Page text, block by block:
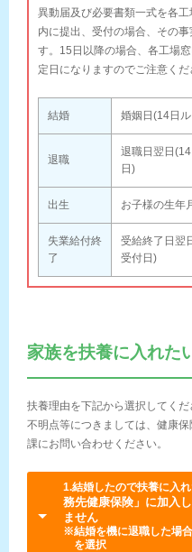
異動届及び必要書類一式を各
内に提出、受付の場合、その
す。15日以降の場合、各工場
定日になりますのでご注意くだ
結婚 婚姻日(14日
退職
退職日翌日
日)
出生 お子様の生年
失業給付終
了
受給終了日翌
受付日)
家族を扶養に入れた
扶養理由を下記から選択してくだ
不明点等につきましては、健康
課にお問い合わせください。
1.結婚したので扶養に入
務先健康保険」に加入
ません
※結婚を機に退職した場
を選択